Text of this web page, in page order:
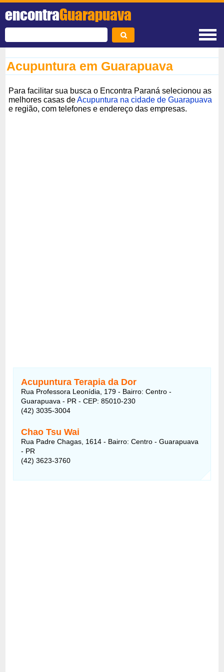
encontraGuarapuava
Acupuntura em Guarapuava
Para facilitar sua busca o Encontra Paraná selecionou as
melhores casas deAcupuntura na cidade de Guarapuava
e região, com telefones e endereço das empresas.
Acupuntura Terapia da Dor
Rua Professora Leonídia, 179 - Bairro: Centro -
Guarapuava - PR - CEP: 85010-230
(42) 3035-3004
Chao Tsu Wai
Rua Padre Chagas, 1614 - Bairro: Centro - Guarapuava
- PR
(42) 3623-3760